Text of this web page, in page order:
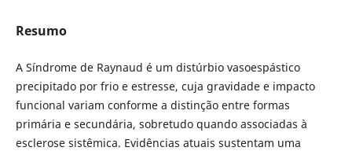
Resumo
A Síndrome de Raynaud é um distúrbio vasoespástico
precipitado por frio e estresse, cuja gravidade e impacto
funcional variam conforme a distinção entre formas
primária e secundária, sobretudo quando associadas à
esclerose sistêmica. Evidências atuais sustentam uma